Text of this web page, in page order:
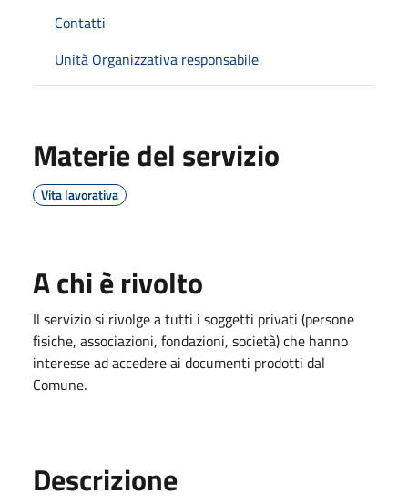
Contatti
Unità Organizzativa responsabile
Materie del servizio
Vita lavorativa
A chi è rivolto
Il servizio si rivolge a tutti i soggetti privati (persone
fisiche, associazioni, fondazioni, società) che hanno
interesse ad accedere ai documenti prodotti dal
Comune.
Descrizione